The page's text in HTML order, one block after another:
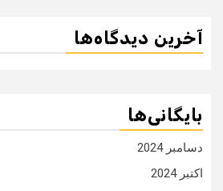
آخرین دیدگاه‌ها
بایگانی‌ها
دسامبر 2024
اکتبر 2024